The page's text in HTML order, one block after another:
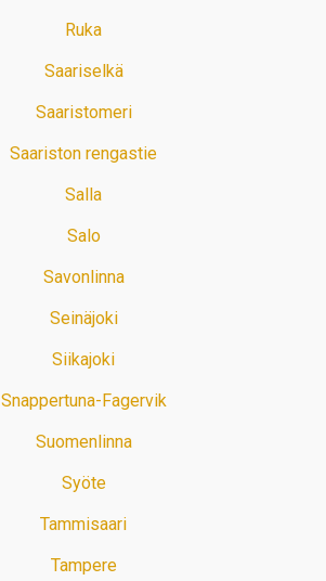
Ruka
Saariselkä
Saaristomeri
Saariston rengastie
Salla
Salo
Savonlinna
Seinäjoki
Siikajoki
Snappertuna-Fagervik
Suomenlinna
Syöte
Tammisaari
Tampere